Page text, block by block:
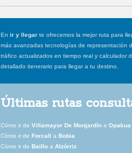
En ir y llegar te ofrecemos la mejor ruta para
más avanzadas tecnologías de representación
tráfico actualizados en tiempo real y calculador
detallado itenerario para llegar a tu destino.
Últimas rutas
Cómo ir de Villamayor De Monjardín a Opakua
Cómo ir de Forcall a Bobia
Cómo ir de Baillo a Alzórriz